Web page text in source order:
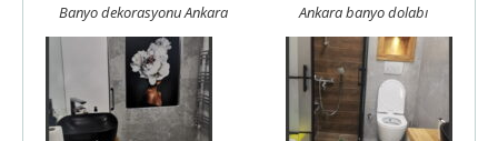
Banyo dekorasyonu Ankara Ankara banyo dolabı